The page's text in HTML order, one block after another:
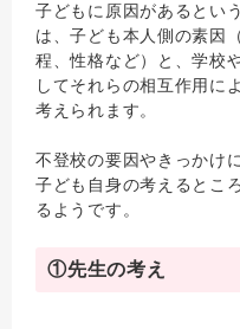
子どもに原因があるとい
は、子ども本人側の素因
程、性格など）と、学校
してそれらの相互作用に
考えられます。
不登校の要因やきっかけ
子ども自身の考えるとこ
るようです。
①先生の考え